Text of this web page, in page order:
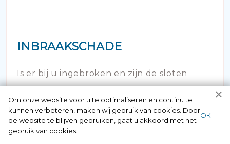
INBRAAKSCHADE
Is er bij u ingebroken en zijn de sloten
u hier 24/7 bij ons terecht.
Om onze website voor u te optimaliseren en continu te
kunnen verbeteren, maken wij gebruik van cookies. Door
de website te blijven gebruiken, gaat u akkoord met het
gebruik van cookies.
ОК